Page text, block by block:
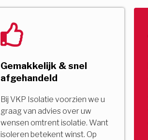
Gemakkelijk & snel
afgehandeld
Bij VKP Isolatie voorzien we u
graag van advies over uw
wensen omtrent isolatie. Want
isoleren betekent winst. Op